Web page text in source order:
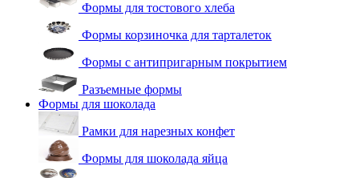
Формы для тостового хлеба
Формы корзиночка для тарталеток
Формы с антипригарным покрытием
Разъемные формы
Формы для шоколада
Рамки для нарезных конфет
Формы для шоколада яйца